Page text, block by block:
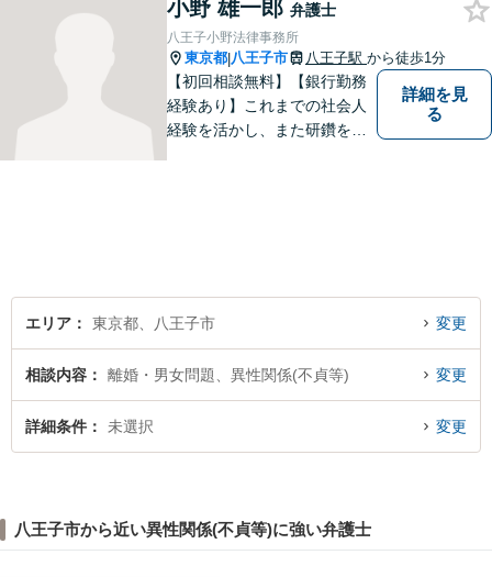
い。
小野 雄一郎 弁護士
八王子小野法律事務所
東京都|八王子市 八王子駅 から徒歩1分
【初回相談無料】【銀行勤務
経験あり】これまでの社会人
経験を活かし、また研鑽を怠
詳細を見
る
エリア 東京都、八王子市 変更
相談内容 離婚・男女問題、異性関係(不貞等) 変更
詳細条件 未選択 変更
八王子市から近い異性関係(不貞等)に強い弁護士